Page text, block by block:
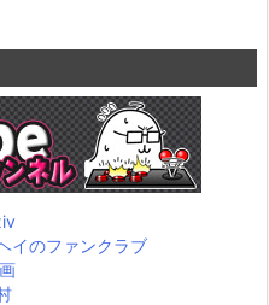
イのファンクラブ